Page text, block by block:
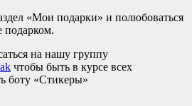
«Мои подарки» и полюбоваться
подарком.
на нашу группу
чтобы быть в курсе всех
боту «Стикеры»